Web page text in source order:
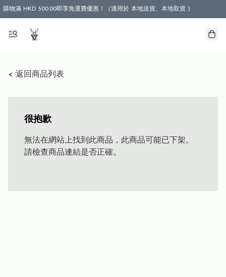
購物滿 HKD 500.00即享免運費優惠！（適用於 本地送貨、本地取貨 )
< 返回商品列表
很抱歉
無法在網站上找到此商品，此商品可能已下架。
請檢查商品連結是否正確。